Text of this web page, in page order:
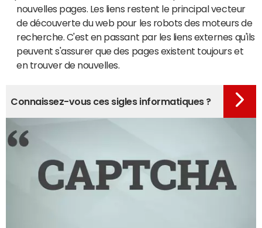
nouvelles pages. Les liens restent le principal vecteur
de découverte du web pour les robots des moteurs de
recherche. C'est en passant par les liens externes qu'ils
peuvent s'assurer que des pages existent toujours et
en trouver de nouvelles.
Connaissez-vous ces sigles informatiques ?